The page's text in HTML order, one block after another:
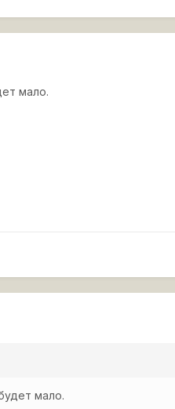
мало.
мало.